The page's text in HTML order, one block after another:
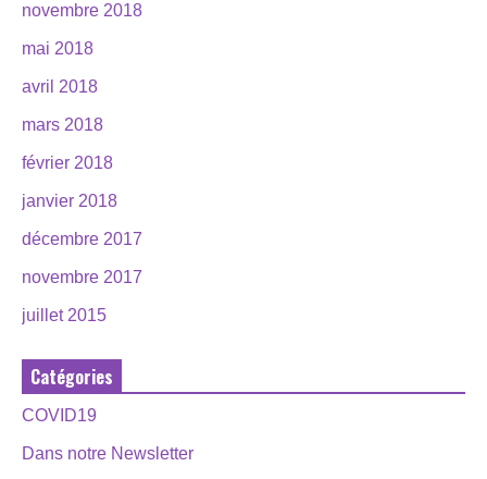
novembre 2018
mai 2018
avril 2018
mars 2018
février 2018
janvier 2018
décembre 2017
novembre 2017
juillet 2015
Catégories
COVID19
Dans notre Newsletter